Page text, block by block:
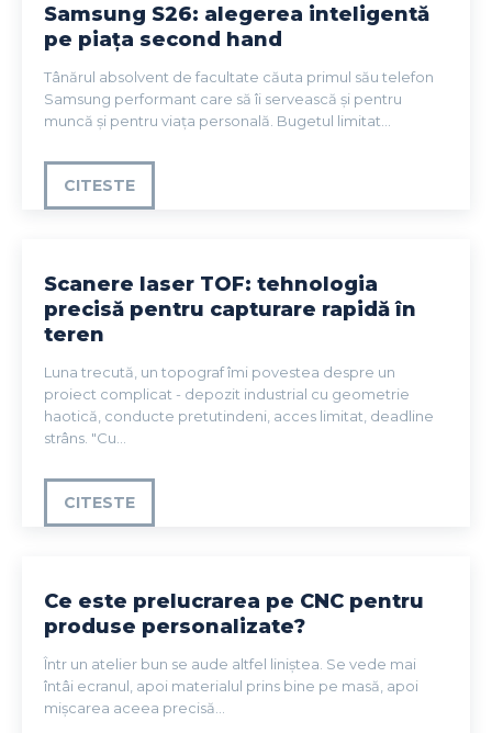
Samsung S26: alegerea inteligentă
pe piața second hand
Tânărul absolvent de facultate căuta primul său telefon
Samsung performant care să îi servească și pentru
muncă și pentru viața personală. Bugetul limitat...
CITESTE
Scanere laser TOF: tehnologia
precisă pentru capturare rapidă în
teren
Luna trecută, un topograf îmi povestea despre un
proiect complicat - depozit industrial cu geometrie
haotică, conducte pretutindeni, acces limitat, deadline
strâns. "Cu...
CITESTE
Ce este prelucrarea pe CNC pentru
produse personalizate?
Într un atelier bun se aude altfel liniștea. Se vede mai
întâi ecranul, apoi materialul prins bine pe masă, apoi
mișcarea aceea precisă...